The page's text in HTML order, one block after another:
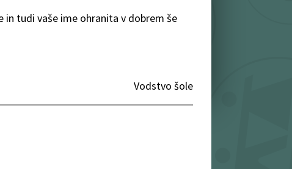
in tudi vaše ime ohranita v dobrem še
Vodstvo šole